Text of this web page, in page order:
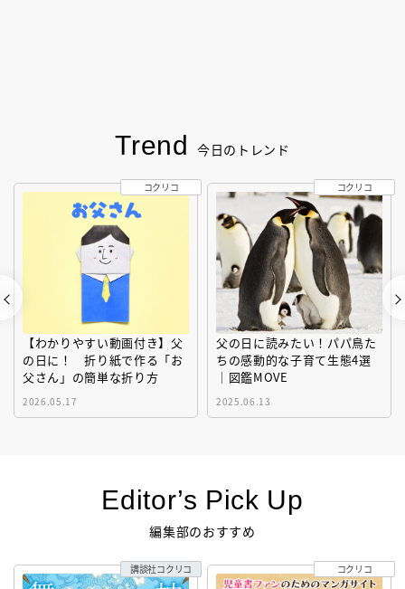
Trend 今日のトレンド
【わかりやすい動画付き】父
の日に！ 折り紙で作る「お
父さん」の簡単な折り方
2026.05.17
コクリコ
父の日に読みたい！パパ鳥た
ちの感動的な子育て生態4選
｜図鑑MOVE
2025.06.13
コクリコ
Editor’s Pick Up
編集部のおすすめ
講談社コクリコ コクリコ